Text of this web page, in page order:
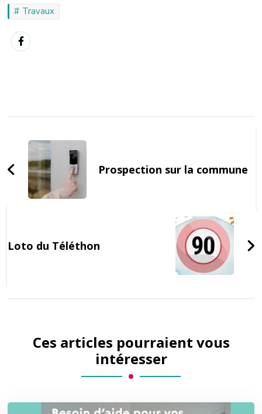
Travaux
Navigation
Prospection sur la commune
Loto du Téléthon
Ces articles pourraient vous
intéresser